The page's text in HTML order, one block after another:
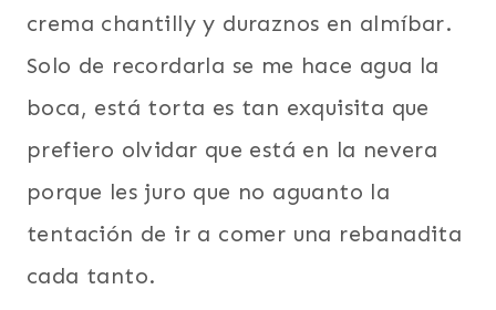
crema chantilly y duraznos en almíbar.
Solo de recordarla se me hace agua la
boca, está torta es tan exquisita que
prefiero olvidar que está en la nevera
porque les juro que no aguanto la
tentación de ir a comer una rebanadita
cada tanto.